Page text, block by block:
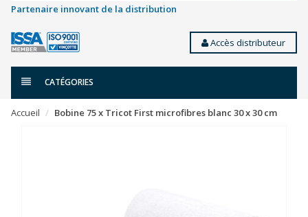
Partenaire innovant de la distribution
Accès distributeur
CATÉGORIES
Accueil Bobine 75 x Tricot First microfibres blanc 30 x 30 cm